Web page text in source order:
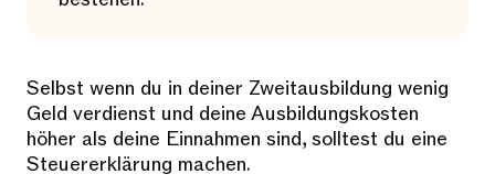
Selbst wenn du in deiner Zweitausbildung wenig
Geld verdienst und deine Ausbildungskosten
höher als deine Einnahmen sind, solltest du eine
Steuererklärung machen.